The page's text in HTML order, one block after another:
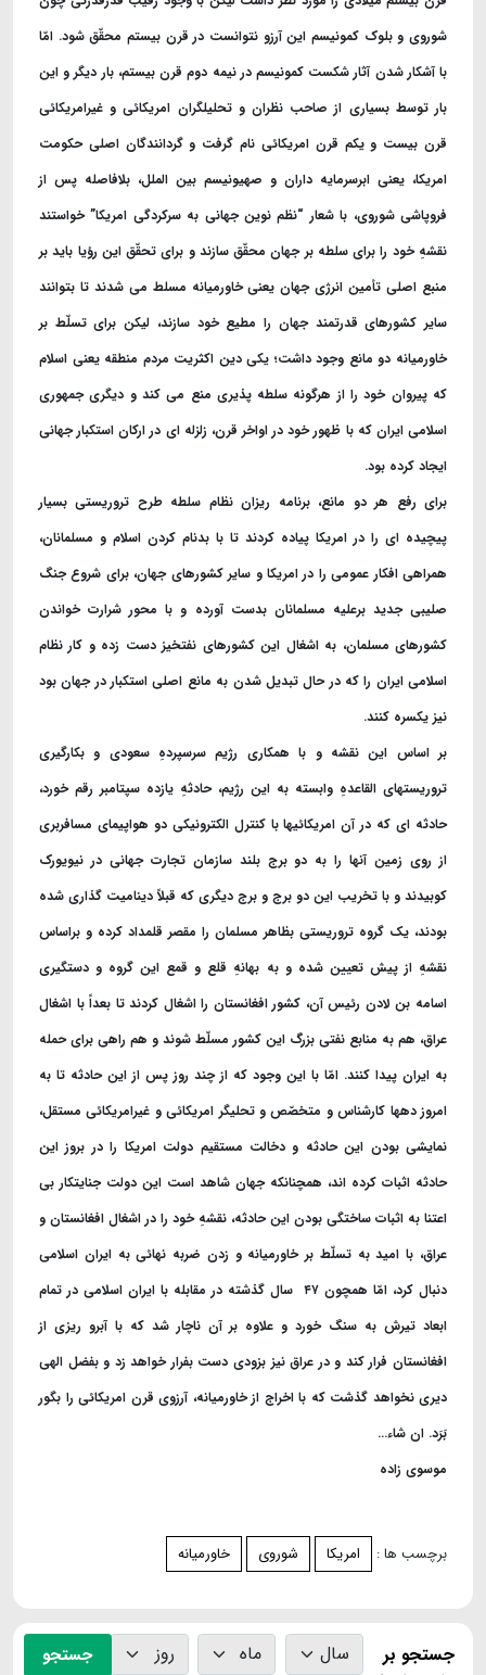
شوروی و بلوک کمونیسم این آرزو نتوانست در قرن بیستم محقّق شود. امّا
با آشکار شدن آثار شکست کمونیسم در نیمه دوم قرن بیستم، بار دیگر و این
بار توسط بسیاری از صاحب نظران و تحلیلگران امریکائی و غیرامریکائی
قرن بیست و یکم قرن امریکائی نام گرفت و گردانندگان اصلی حکومت
امریکا، یعنی ابرسرمایه داران و صهیونیسم بین الملل، بلافاصله پس از
فروپاشی شوروی، با شعار “نظم نوین جهانی به سرکردگی امریکا” خواستند
نقشهِ خود را برای سلطه بر جهان محقّق سازند و برای تحقّق این رؤیا باید بر
منبع اصلی تأمین انرژی جهان یعنی خاورمیانه مسلط می شدند تا بتوانند
سایر کشورهای قدرتمند جهان را مطیع خود سازند، لیکن برای تسلّط بر
خاورمیانه دو مانع وجود داشت؛ یکی دین اکثریت مردم منطقه یعنی اسلام
که پیروان خود را از هرگونه سلطه پذیری منع می کند و دیگری جمهوری
اسلامی ایران که با ظهور خود در اواخر قرن، زلزله ای در ارکان استکبار جهانی
ایجاد کرده بود.
برای رفع هر دو مانع، برنامه ریزان نظام سلطه طرح تروریستی بسیار
پیچیده ای را در امریکا پیاده کردند تا با بدنام کردن اسلام و مسلمانان،
همراهی افکار عمومی را در امریکا و سایر کشورهای جهان، برای شروع جنگ
صلیبی جدید برعلیه مسلمانان بدست آورده و با محور شرارت خواندن
کشورهای مسلمان، به اشغال این کشورهای نفتخیز دست زده و کار نظام
اسلامی ایران را که در حال تبدیل شدن به مانع اصلی استکبار در جهان بود
نیز یکسره کنند.
بر اساس این نقشه و با همکاری رژیم سرسپردهِ سعودی و بکارگیری
تروریستهای القاعدهِ وابسته به این رژیم، حادثهِ یازده سپتامبر رقم خورد،
حادثه ای که در آن امریکائیها با کنترل الکترونیکی دو هواپیمای مسافربری
از روی زمین آنها را به دو برج بلند سازمان تجارت جهانی در نیویورک
کوبیدند و با تخریب این دو برج و برج دیگری که قبلاً دینامیت گذاری شده
بودند، یک گروه تروریستی بظاهر مسلمان را مقصر قلمداد کرده و براساس
نقشهِ از پیش تعیین شده و به بهانهِ قلع و قمع این گروه و دستگیری
اسامه بن لادن رئیس آن، کشور افغانستان را اشغال کردند تا بعداً با اشغال
عراق، هم به منابع نفتی بزرگ این کشور مسلّط شوند و هم راهی برای حمله
به ایران پیدا کنند. امّا با این وجود که از چند روز پس از این حادثه تا به
امروز دهها کارشناس و متخصّص و تحلیگر امریکائی و غیرامریکائی مستقل،
نمایشی بودن این حادثه و دخالت مستقیم دولت امریکا را در بروز این
حادثه اثبات کرده اند، همچنانکه جهان شاهد است این دولت جنایتکار بی
اعتنا به اثبات ساختگی بودن این حادثه، نقشهِ خود را در اشغال افغانستان و
عراق، با امید به تسلّط بر خاورمیانه و زدن ضربه نهائی به ایران اسلامی
دنبال کرد، امّا همچون ۴۷ سال گذشته در مقابله با ایران اسلامی در تمام
ابعاد تیرش به سنگ خورد و علاوه بر آن ناچار شد که با آبرو ریزی از
افغانستان فرار کند و در عراق نیز بزودی دست بفرار خواهد زد و بفضل الهی
دیری نخواهد گذشت که با اخراج از خاورمیانه، آرزوی قرن امریکائی را بگور
بَرَد. ان شاء…
موسوی زاده
برچسب ها : امریکا شوروی خاورمیانه
جستجو بر
جستجو